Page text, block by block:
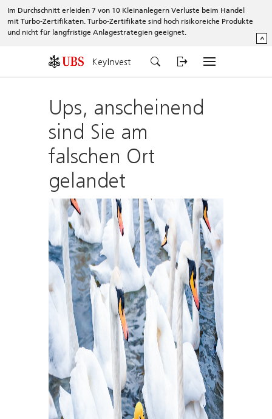
Im Durchschnitt erleiden 7 von 10 Kleinanlegern Verluste beim Handel
mit Turbo-Zertifikaten. Turbo-Zertifikate sind hoch risikoreiche Produkte
und nicht für langfristige Anlagestrategien geeignet.
^
KeyInvest
Ups, anscheinend
sind Sie am
falschen Ort
gelandet